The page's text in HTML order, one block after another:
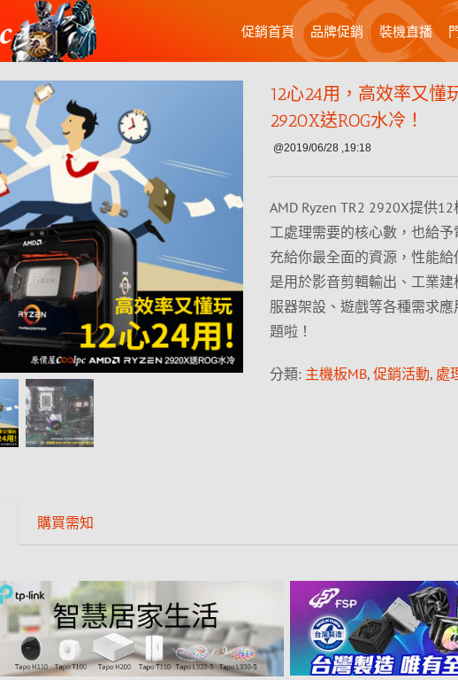
促銷首頁 品牌促銷 裝機直播
12心24用，高效率又懂
2920X送ROG水冷！
@2019/06/28 ,19:18
AMD Ryzen TR2 2920X提供
工處理需要的核心數，也給
充給你最全面的資源，性能
是用於影音剪輯輸出、工業
服器架設、遊戲等各種需求
題啦！
分類: 主機板MB, 促銷活動, 處
購買需知